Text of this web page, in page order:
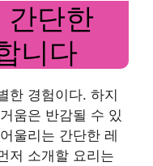
간단한
니다
한 경험이다. 하지
움은 반감될 수 있
울리는 간단한 레
저 소개할 요리는